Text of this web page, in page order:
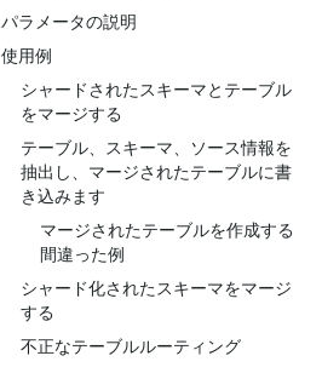
パラメータの説明
使用例
シャードされたスキーマとテーブル
をマージする
テーブル、スキーマ、ソース情報を
抽出し、マージされたテーブルに書
き込みます
マージされたテーブルを作成する
間違った例
シャード化されたスキーマをマージ
する
不正なテーブルルーティング